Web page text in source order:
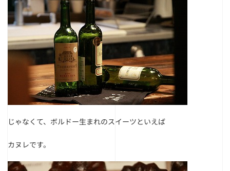
じゃなくて、ボルドー生まれのスイーツといえば
カヌレです。